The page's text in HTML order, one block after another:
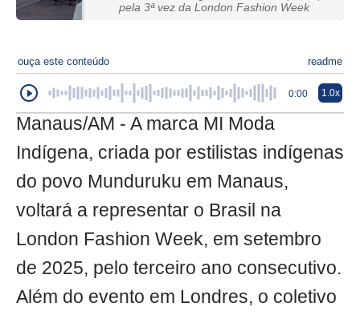
pela 3ª vez da London Fashion Week
ouça este conteúdo readme
0:00 1.0x
Manaus/AM - A marca MI Moda
Indígena, criada por estilistas indígenas
do povo Munduruku em Manaus,
voltará a representar o Brasil na
London Fashion Week, em setembro
de 2025, pelo terceiro ano consecutivo.
Além do evento em Londres, o coletivo